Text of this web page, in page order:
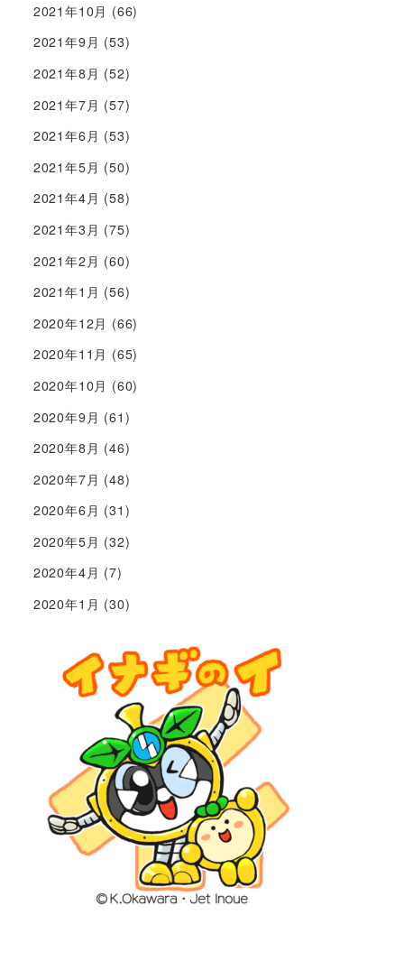
2021年10月 (66)
2021年9月 (53)
2021年8月 (52)
2021年7月 (57)
2021年6月 (53)
2021年5月 (50)
2021年4月 (58)
2021年3月 (75)
2021年2月 (60)
2021年1月 (56)
2020年12月 (66)
2020年11月 (65)
2020年10月 (60)
2020年9月 (61)
2020年8月 (46)
2020年7月 (48)
2020年6月 (31)
2020年5月 (32)
2020年4月 (7)
2020年1月 (30)